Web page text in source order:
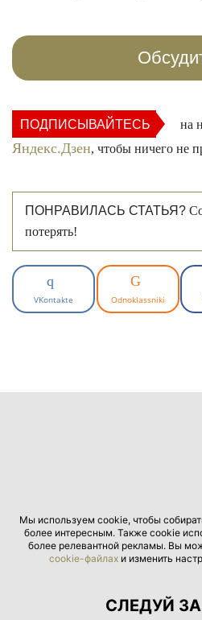
ПОДПИСЫВАЙТЕСЬ на
Яндекс.Дзен, чтобы ничего не
ПОНРАВИЛАСЬ СТАТЬЯ?
потерять!
VKontakte Odnoklassniki
Мы используем cookie, чтобы
более интересным. Также cookie
более релевантной рекламы. Вы
cookie-файлах и изменить
СЛЕДУЙ